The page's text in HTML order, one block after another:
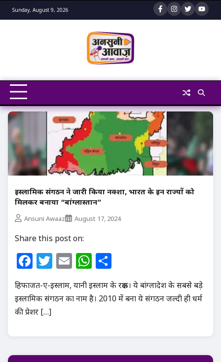
Skip
to
Sunday, August 9, 2026
इस्लामिक संगठन ने जारी किया नक्शा, भारत के इन राज्यों को
मिलकर बनाया “बांग्लास्तान”
Ansuni Awaaz August 17, 2024
Share this post on:
Facebook
Twitter
EmailWhatsApp
हिफाजत-ए-इस्लाम, यानी इस्लाम के रक्षक। ये बांग्लादेश के सबसे बड़े
इस्लामिक संगठन का नाम है। 2010 में बना ये संगठन जल्दी ही धर्म
की प्रेशर […]